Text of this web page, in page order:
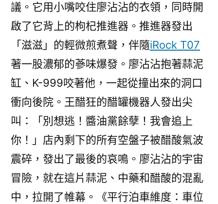
議。它用小嘴咬住廖沾沾的衣領，同時開
啟了它背上的枸杞推進器。推進器發出
「滋滋」的輕微煎煮聲，伴隨iRock T07
著一股濃郁的蔘味爆發。廖沾沾抱著蒜泥
缸、K-999咬著他，一起從撞出來的洞口
衝向後院。王醋狂的醋罐機器人發出尖
叫：「別想逃！醬油黨餘孽！我會追上
你！」店內剩下的所有空盤子被醋酸氣波
震碎，發出了最後的哀鳴。廖沾沾的宇宙
冒險，就在這片蒜泥、中藥和醋酸的混亂
中，拉開了帷幕。《平行泊車維度：車位